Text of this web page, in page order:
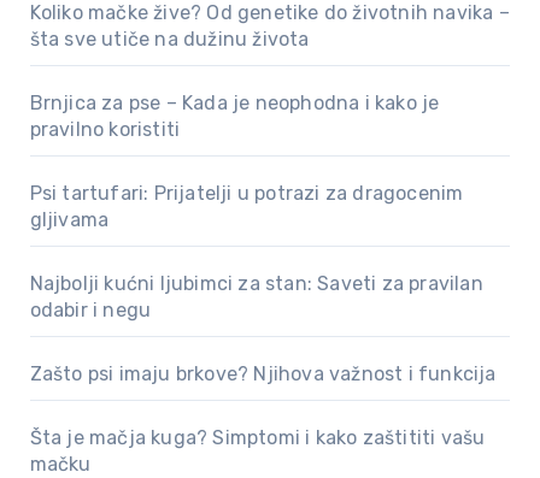
Koliko mačke žive? Od genetike do životnih navika –
šta sve utiče na dužinu života
Brnjica za pse – Kada je neophodna i kako je
pravilno koristiti
Psi tartufari: Prijatelji u potrazi za dragocenim
gljivama
Najbolji kućni ljubimci za stan: Saveti za pravilan
odabir i negu
Zašto psi imaju brkove? Njihova važnost i funkcija
Šta je mačja kuga? Simptomi i kako zaštititi vašu
mačku